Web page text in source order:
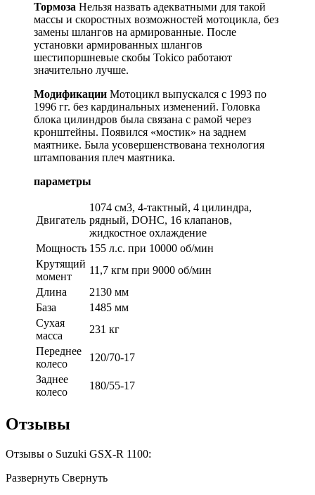
Тормоза Нельзя назвать адекватными для такой
массы и скоростных возможностей мотоцикла, без
замены шлангов на армированные. После
установки армированных шлангов
шестипоршневые скобы Tokico работают
значительно лучше.
Модификации Мотоцикл выпускался с 1993 по
1996 гг. без кардинальных изменений. Головка
блока цилиндров была связана с рамой через
кронштейны. Появился «мостик» на заднем
маятнике. Была усовершенствована технология
штампования плеч маятника.
параметры
Двигатель
1074 см3, 4-тактный, 4 цилиндра,
рядный, DOHC, 16 клапанов,
жидкостное охлаждение
Мощность 155 л.с. при 10000 об/мин
Крутящий
момент
11,7 кгм при 9000 об/мин
Длина
2130 мм
База
1485 мм
Сухая
масса
231 кг
Переднее
колесо
120/70-17
Заднее
колесо
180/55-17
Отзывы
Отзывы о Suzuki GSX-R 1100:
Развернуть Свернуть